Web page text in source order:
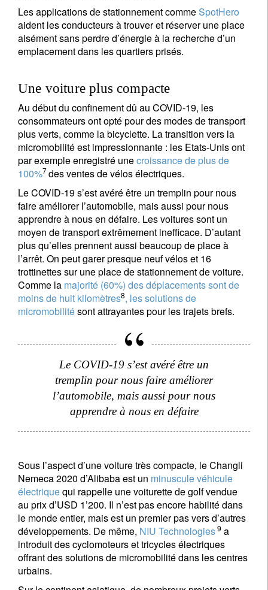
Les applications de stationnement comme SpotHero
aident les conducteurs à trouver et réserver une place
aisément sans perdre d’énergie à la recherche d’un
emplacement dans les quartiers prisés.
Une voiture plus compacte
Au début du confinement dû au COVID-19, les
consommateurs ont opté pour des modes de transport
plus verts, comme la bicyclette. La transition vers la
micromobilité est impressionnante : les Etats-Unis ont
par exemple enregistré unecroissance de plus de
100%7des ventes de vélos électriques.
Le COVID-19 s’est avéré être un tremplin pour nous
faire améliorer l’automobile, mais aussi pour nous
apprendre à nous en défaire. Les voitures sont un
moyen de transport extrêmement inefficace. D’autant
plus qu’elles prennent aussi beaucoup de place à
l’arrêt. On peut garer presque neuf vélos et 16
trottinettes sur une place de stationnement de voiture.
Comme la majorité (60%) des déplacements sont de
moins de huit kilomètres8, les solutions de
micromobilitésont attrayantes pour les trajets brefs.
Le COVID-19 s’est avéré être un
tremplin pour nous faire améliorer
l’automobile, mais aussi pour nous
apprendre à nous en défaire
Sous l’aspect d’une voiture très compacte, le Changli
Nemeca 2020 d’Alibaba est un minuscule véhicule
électriquequi rappelle une voiturette de golf vendue
au prix d’USD 1’200. Il n’est pas encore habilité dans
le monde entier, mais est un premier pas vers d’autres
développements. De même, NIU Technologies9 a
introduit des cyclomoteurs et tricycles électriques
offrant des solutions de micromobilité dans les centres
urbains.